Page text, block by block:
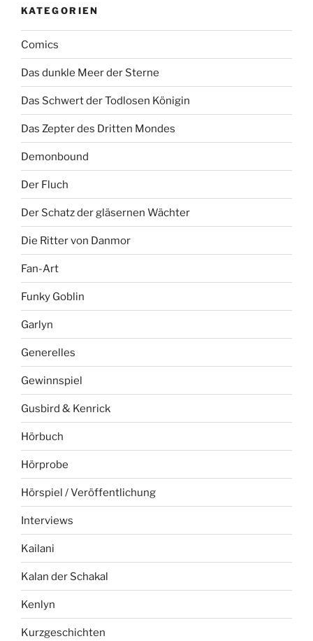
KATEGORIEN
Comics
Das dunkle Meer der Sterne
Das Schwert der Todlosen Königin
Das Zepter des Dritten Mondes
Demonbound
Der Fluch
Der Schatz der gläsernen Wächter
Die Ritter von Danmor
Fan-Art
Funky Goblin
Garlyn
Generelles
Gewinnspiel
Gusbird & Kenrick
Hörbuch
Hörprobe
Hörspiel / Veröffentlichung
Interviews
Kailani
Kalan der Schakal
Kenlyn
Kurzgeschichten